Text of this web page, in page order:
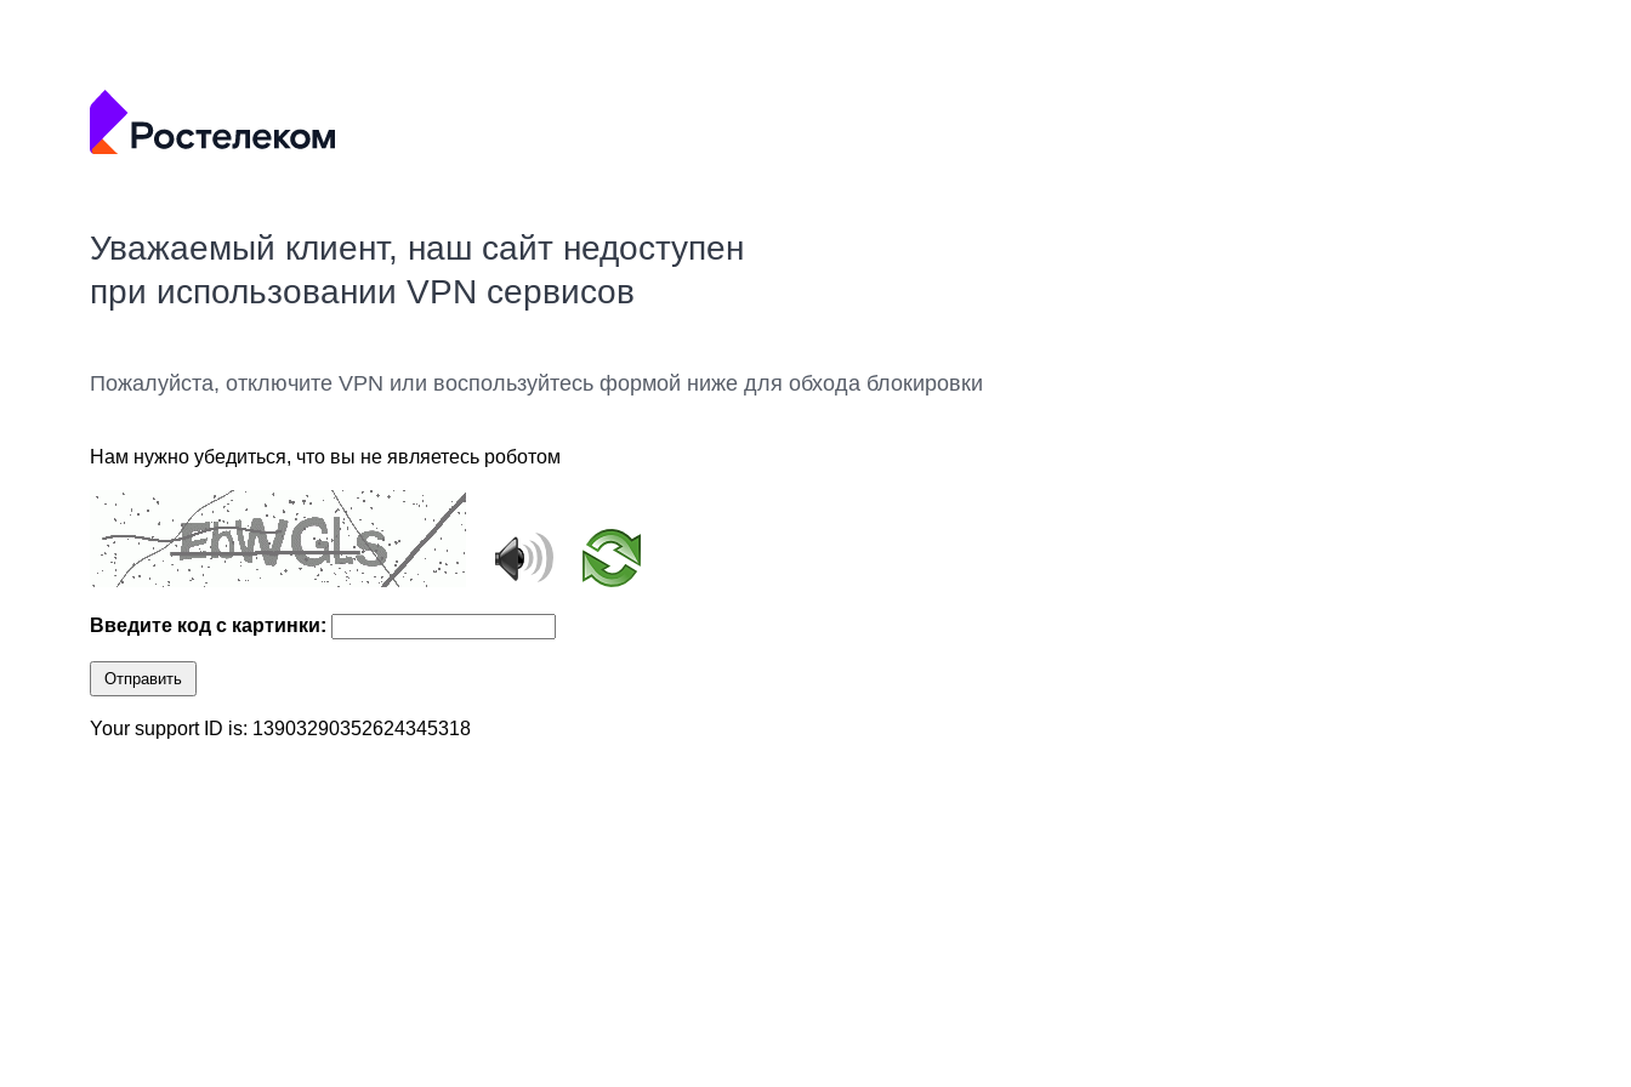
Уважаемый клиент, наш сайт недоступен
при использовании VPN сервисов
Пожалуйста, отключите VPN или воспользуйтесь формой ниже для обхода блокировки
Нам нужно убедиться, что вы не являетесь роботом
Введите код с картинки:
Отправить
Your support ID is: 13903290352624345318